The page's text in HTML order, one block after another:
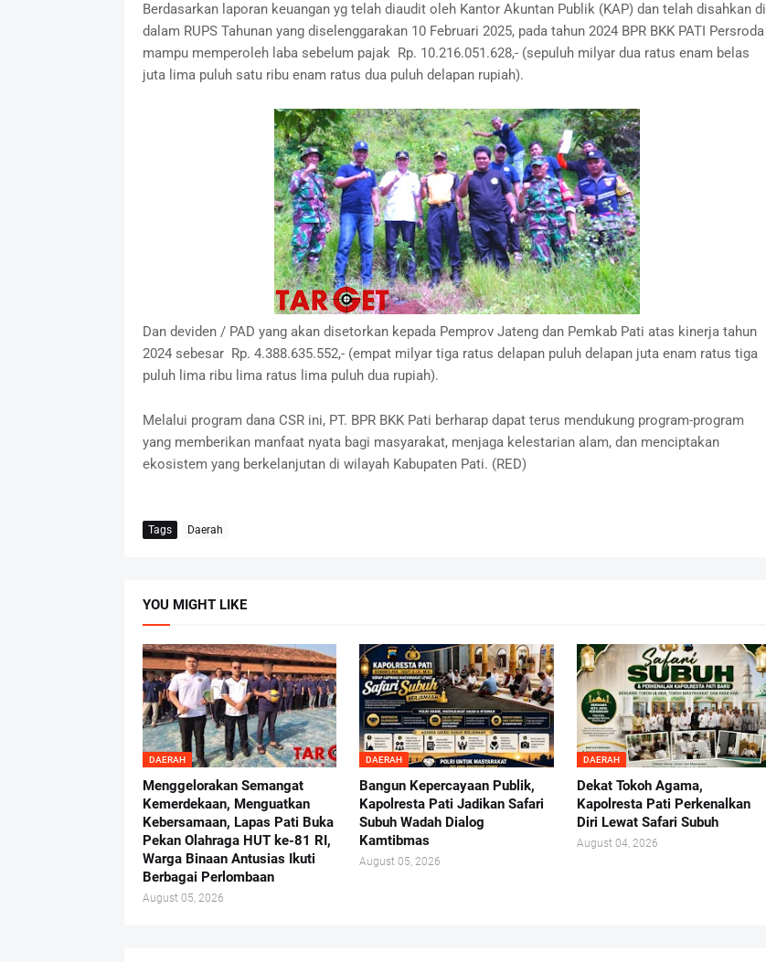
Berdasarkan laporan keuangan yg telah diaudit oleh Kantor Akuntan Publik (KAP) dan telah disahkan di
dalam RUPS Tahunan yang diselenggarakan 10 Februari 2025, pada tahun 2024 BPR BKK PATI Persroda
mampu memperoleh laba sebelum pajak Rp. 10.216.051.628,- (sepuluh milyar dua ratus enam belas
juta lima puluh satu ribu enam ratus dua puluh delapan rupiah).
Dan deviden / PAD yang akan disetorkan kepada Pemprov Jateng dan Pemkab Pati atas kinerja tahun
2024 sebesar Rp. 4.388.635.552,- (empat milyar tiga ratus delapan puluh delapan juta enam ratus tiga
puluh lima ribu lima ratus lima puluh dua rupiah).
Melalui program dana CSR ini, PT. BPR BKK Pati berharap dapat terus mendukung program-program
yang memberikan manfaat nyata bagi masyarakat, menjaga kelestarian alam, dan menciptakan
ekosistem yang berkelanjutan di wilayah Kabupaten Pati. (RED)
Tags Daerah
YOU MIGHT LIKE
DAERAH
Menggelorakan Semangat
Kemerdekaan, Menguatkan
Kebersamaan, Lapas Pati Buka
Pekan Olahraga HUT ke-81 RI,
Warga Binaan Antusias Ikuti
Berbagai Perlombaan
August 05, 2026
DAERAH
Bangun Kepercayaan Publik,
Kapolresta Pati Jadikan Safari
Subuh Wadah Dialog
Kamtibmas
August 05, 2026
DAERAH
Dekat Tokoh Agama,
Kapolresta Pati Perkenalkan
Diri Lewat Safari Subuh
August 04, 2026